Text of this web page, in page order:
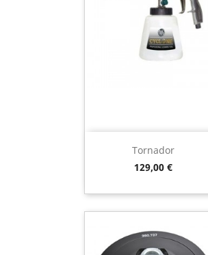
Tornador
Preço
129,00 €